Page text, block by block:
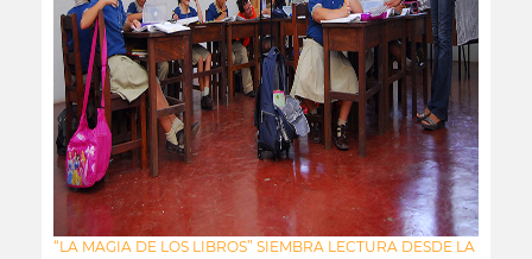
“LA MAGIA DE LOS LIBROS” SIEMBRA LECTURA DESDE LA